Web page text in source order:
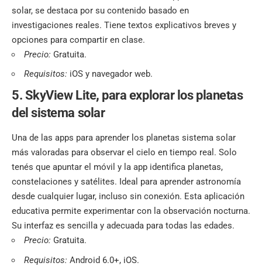
solar, se destaca por su contenido basado en
investigaciones reales. Tiene textos explicativos breves y
opciones para compartir en clase.
Precio: Gratuita.
Requisitos: iOS y navegador web.
5. SkyView Lite, para explorar los planetas
del sistema solar
Una de las apps para aprender los planetas sistema solar
más valoradas para observar el cielo en tiempo real. Solo
tenés que apuntar el móvil y la app identifica planetas,
constelaciones y satélites. Ideal para aprender astronomía
desde cualquier lugar, incluso sin conexión. Esta aplicación
educativa permite experimentar con la observación nocturna.
Su interfaz es sencilla y adecuada para todas las edades.
Precio: Gratuita.
Requisitos: Android 6.0+, iOS.